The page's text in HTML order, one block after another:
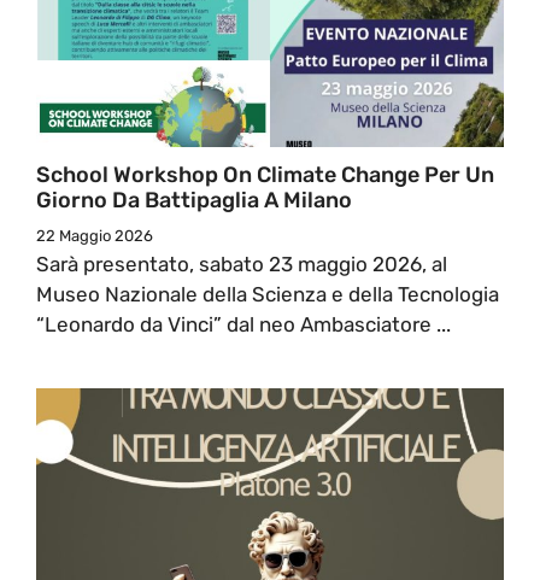
School Workshop On Climate Change Per Un
Giorno Da Battipaglia A Milano
22 Maggio 2026
Sarà presentato, sabato 23 maggio 2026, al
Museo Nazionale della Scienza e della Tecnologia
“Leonardo da Vinci” dal neo Ambasciatore ...